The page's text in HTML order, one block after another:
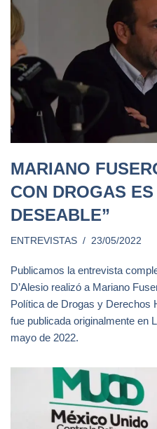
MARIANO
CON DROGAS
DESEABLE”
ENTREVISTAS 23/05/2022
Publicamos la entrevista
D’Alesio realizó a Mariano
Política de Drogas y Derechos
fue publicada originalmente en
mayo de 2022.